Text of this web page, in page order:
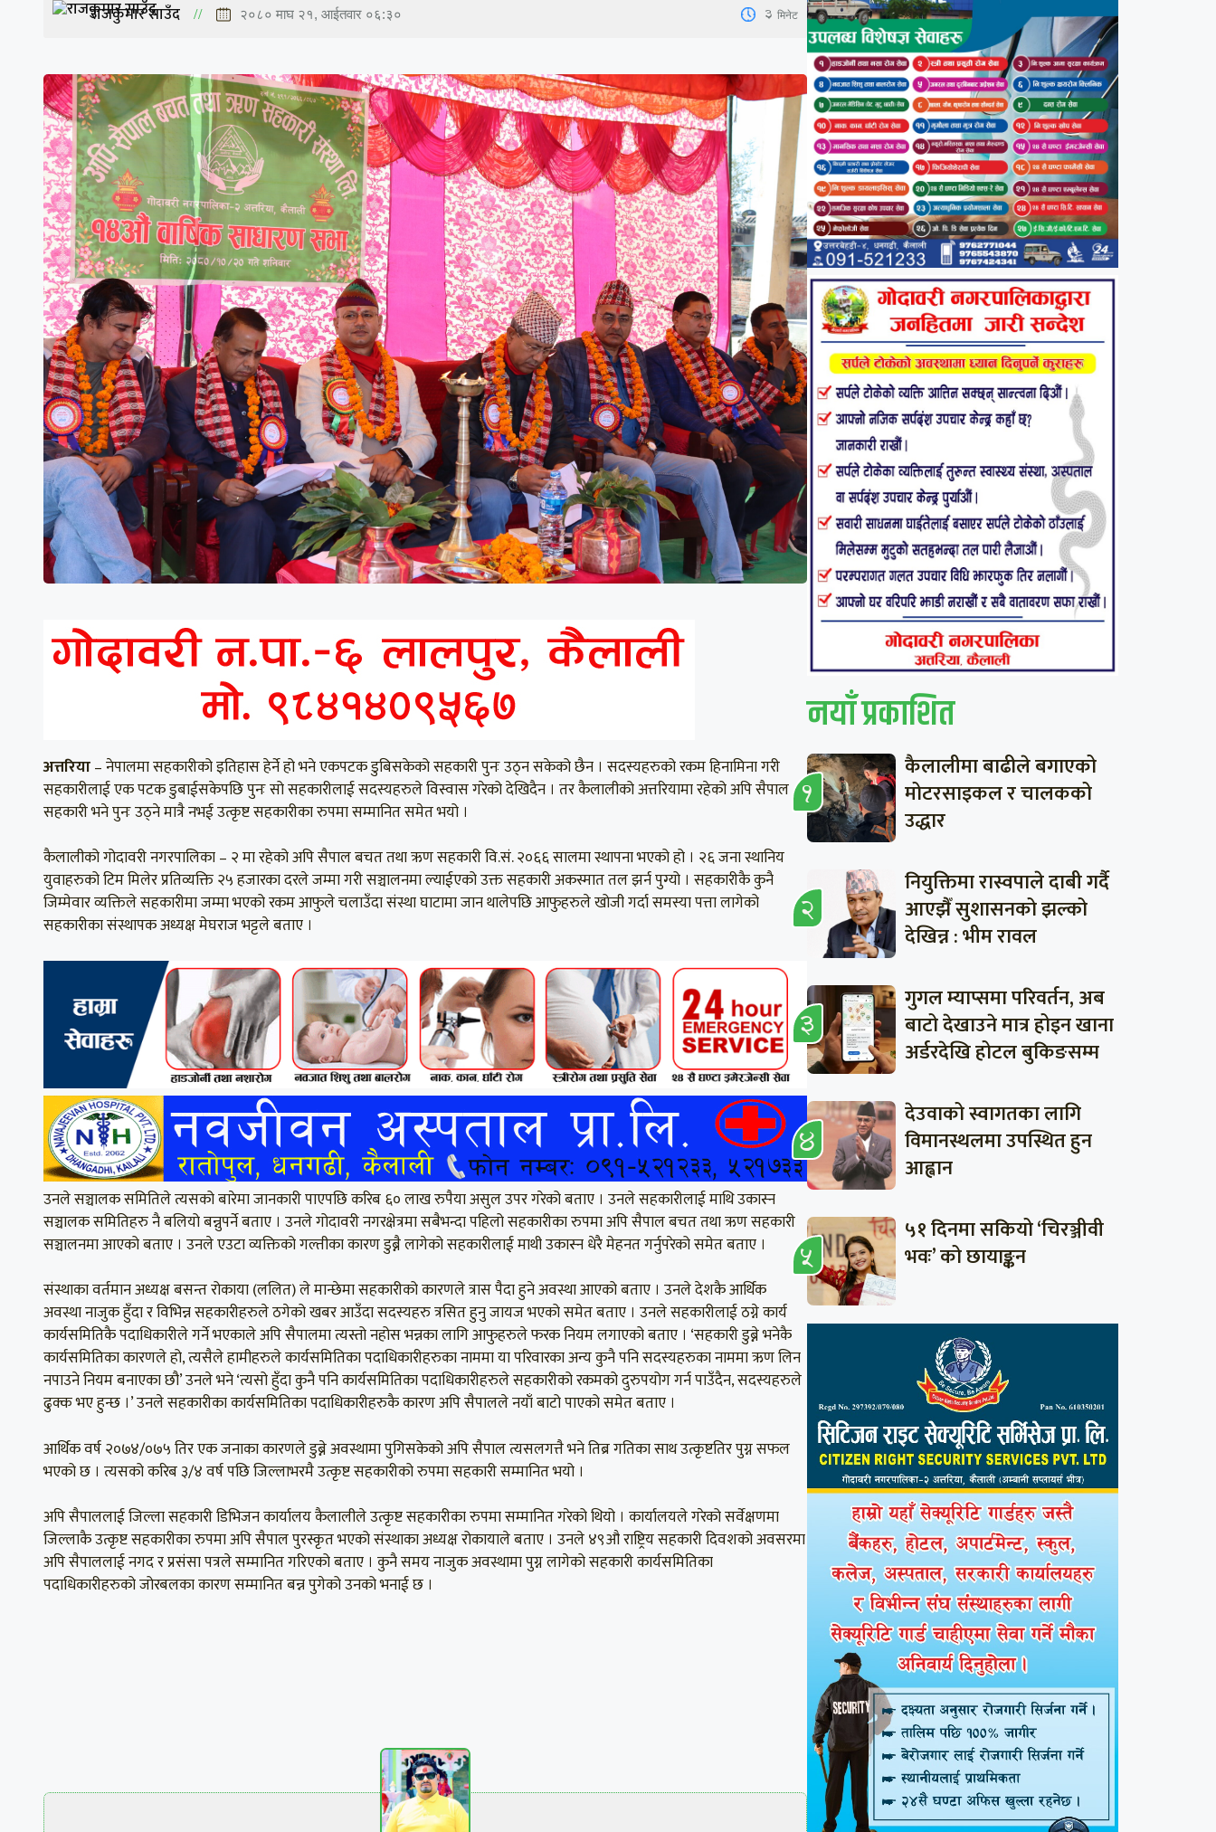
राजकुमार साउँद २०८० माघ २१, आईतवार ०६:३० 3 मिनेट
अत्तरिया– नेपालमा सहकारीको इतिहास हेर्ने हो भने एकपटक डुबिसकेको सहकारी पुनः उठ्न सकेको छैन । सदस्यहरुको रकम हिनामिना गरी
सहकारीलाई एक पटक डुबाईसकेपछि पुनः सो सहकारीलाई सदस्यहरुले विस्वास गरेको देखिदैन । तर कैलालीको अत्तरियामा रहेको अपि सैपाल
सहकारी भने पुनः उठ्ने मात्रै नभई उत्कृष्ट सहकारीका रुपमा सम्मानित समेत भयो ।
कैलालीको गोदावरी नगरपालिका – २ मा रहेको अपि सैपाल बचत तथा ऋण सहकारी वि.सं. २०६६ सालमा स्थापना भएको हो । २६ जना स्थानिय
युवाहरुको टिम मिलेर प्रतिव्यक्ति २५ हजारका दरले जम्मा गरी सञ्चालनमा ल्याईएको उक्त सहकारी अकस्मात तल झर्न पुग्यो । सहकारीकै कुनै
जिम्मेवार व्यक्तिले सहकारीमा जम्मा भएको रकम आफुले चलाउँदा संस्था घाटामा जान थालेपछि आफुहरुले खोजी गर्दा समस्या पत्ता लागेको
सहकारीका संस्थापक अध्यक्ष मेघराज भट्टले बताए ।
उनले सञ्चालक समितिले त्यसको बारेमा जानकारी पाएपछि करिब ६० लाख रुपैया असुल उपर गरेको बताए । उनले सहकारीलाई माथि उकास्न
सञ्चालक समितिहरु नै बलियो बन्नुपर्ने बताए । उनले गोदावरी नगरक्षेत्रमा सबैभन्दा पहिलो सहकारीका रुपमा अपि सैपाल बचत तथा ऋण सहकारी
सञ्चालनमा आएको बताए । उनले एउटा व्यक्तिको गल्तीका कारण डुब्नै लागेको सहकारीलाई माथी उकास्न धेरै मेहनत गर्नुपरेको समेत बताए ।
संस्थाका वर्तमान अध्यक्ष बसन्त रोकाया (ललित) ले मान्छेमा सहकारीको कारणले त्रास पैदा हुने अवस्था आएको बताए । उनले देशकै आर्थिक
अवस्था नाजुक हुँदा र विभिन्न सहकारीहरुले ठगेको खबर आउँदा सदस्यहरु त्रसित हुनु जायज भएको समेत बताए । उनले सहकारीलाई ठग्ने कार्य
कार्यसमितिकै पदाधिकारीले गर्ने भएकाले अपि सैपालमा त्यस्तो नहोस भन्नका लागि आफुहरुले फरक नियम लगाएको बताए । ‘सहकारी डुब्ने भनेकै
कार्यसमितिका कारणले हो, त्यसैले हामीहरुले कार्यसमितिका पदाधिकारीहरुका नाममा या परिवारका अन्य कुनै पनि सदस्यहरुका नाममा ऋण लिन
नपाउने नियम बनाएका छौ’ उनले भने ‘त्यसो हुँदा कुनै पनि कार्यसमितिका पदाधिकारीहरुले सहकारीको रकमको दुरुपयोग गर्न पाउँदैन, सदस्यहरुले
ढुक्क भए हुन्छ ।’ उनले सहकारीका कार्यसमितिका पदाधिकारीहरुकै कारण अपि सैपालले नयाँ बाटो पाएको समेत बताए ।
आर्थिक वर्ष २०७४/०७५ तिर एक जनाका कारणले डुब्ने अवस्थामा पुगिसकेको अपि सैपाल त्यसलगत्तै भने तिब्र गतिका साथ उत्कृष्टतिर पुग्न सफल
भएको छ । त्यसको करिब ३/४ वर्ष पछि जिल्लाभरमै उत्कृष्ट सहकारीको रुपमा सहकारी सम्मानित भयो ।
अपि सैपाललाई जिल्ला सहकारी डिभिजन कार्यालय कैलालीले उत्कृष्ट सहकारीका रुपमा सम्मानित गरेको थियो । कार्यालयले गरेको सर्वेक्षणमा
जिल्लाकै उत्कृष्ट सहकारीका रुपमा अपि सैपाल पुरस्कृत भएको संस्थाका अध्यक्ष रोकायाले बताए । उनले ४९औ राष्ट्रिय सहकारी दिवशको अवसरमा
अपि सैपाललाई नगद र प्रसंसा पत्रले सम्मानित गरिएको बताए । कुनै समय नाजुक अवस्थामा पुग्न लागेको सहकारी कार्यसमितिका
पदाधिकारीहरुको जोरबलका कारण सम्मानित बन्न पुगेको उनको भनाई छ ।
नयाँ प्रकाशित
कैलालीमा बाढीले बगाएको
मोटरसाइकल र चालकको
उद्धार
नियुक्तिमा रास्वपाले दाबी गर्दै
आएझैँ सुशासनको झल्को
देखिन्न : भीम रावल
गुगल म्याप्समा परिवर्तन, अब
बाटो देखाउने मात्र होइन खाना
अर्डरदेखि होटल बुकिङसम्म
देउवाको स्वागतका लागि
विमानस्थलमा उपस्थित हुन
आह्वान
५१ दिनमा सकियो ‘चिरञ्जीवी
भवः’ को छायाङ्कन